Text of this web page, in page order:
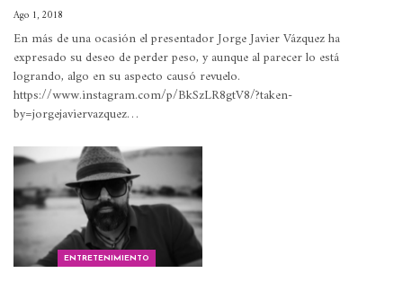
Ago 1, 2018
En más de una ocasión el presentador Jorge Javier Vázquez ha
expresado su deseo de perder peso, y aunque al parecer lo está
logrando, algo en su aspecto causó revuelo.
https://www.instagram.com/p/BkSzLR8gtV8/?taken-
by=jorgejaviervazquez…
ENTRETENIMIENTO